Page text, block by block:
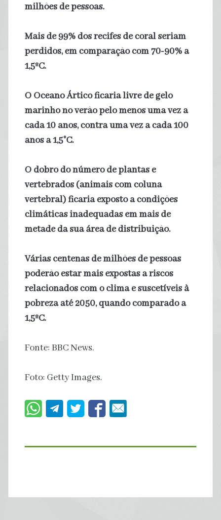
milhões de pessoas.
Mais de 99% dos recifes de coral seriam
perdidos, em comparação com 70-90% a
1,5ºC.
O Oceano Ártico ficaria livre de gelo
marinho no verão pelo menos uma vez a
cada 10 anos, contra uma vez a cada 100
anos a 1,5°C.
O dobro do número de plantas e
vertebrados (animais com coluna
vertebral) ficaria exposto a condições
climáticas inadequadas em mais de
metade da sua área de distribuição.
Várias centenas de milhões de pessoas
poderão estar mais expostas a riscos
relacionados com o clima e suscetíveis à
pobreza até 2050, quando comparado a
1,5ºC.
Fonte: BBC News.
Foto: Getty Images.